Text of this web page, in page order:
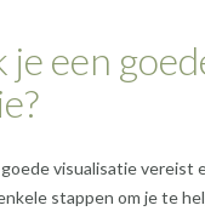
je een
visualisatie vereist
stappen om je te